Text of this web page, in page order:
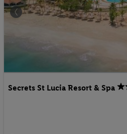
Secrets St Lucia Resort & Spa